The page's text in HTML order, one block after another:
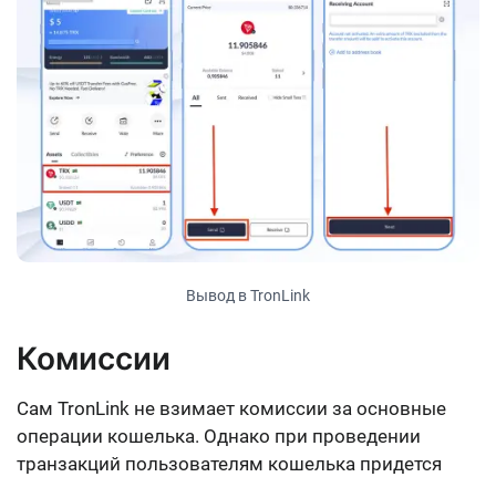
Вывод в TronLink
Комиссии
Сам TronLink не взимает комиссии за основные
операции кошелька. Однако при проведении
транзакций пользователям кошелька придется